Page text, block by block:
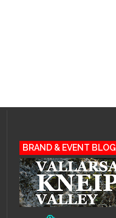
BRAND & EVENT BLOG